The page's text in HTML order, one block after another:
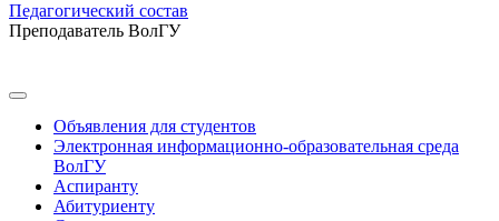
Педагогический состав
Преподаватель ВолГУ
Объявления для студентов
Электронная информационно-образовательная среда
ВолГУ
Аспиранту
Абитуриенту